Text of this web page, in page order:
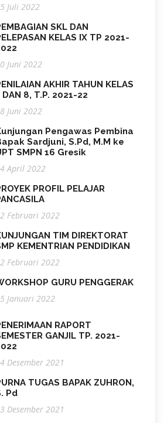
Juli 2022
SKL DAN
KELAS IX TP 2021-
Juni 2022
AKHIR TAHUN KELAS
DAN 8, T.P. 2021-22
Juni 2022
Pengawas Pembina
Sardjuni, S.Pd, M.M ke
SMPN 16 Gresik
April 2022
PROFIL PELAJAR
Februari 2022
TIM DIREKTORAT
KEMENTRIAN PENDIDIKAN
Februari 2022
GURU PENGGERAK
Januari 2022
RAPORT
GANJIL TP. 2021-
Desember 2021
TUGAS BAPAK ZUHRON,
Pd
Desember 2021